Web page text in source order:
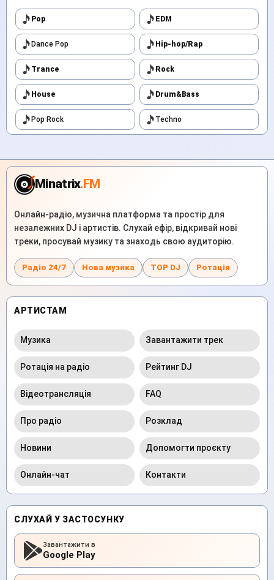
Pop EDM
Dance Pop Hip-hop/Rap
Trance Rock
House Drum&Bass
Pop Rock Techno
Minatrix.FM
Онлайн-радіо, музична платформа та простір для
незалежних DJ і артистів. Слухай ефір, відкривай нові
треки, просувай музику та знаходь свою аудиторію.
Радіо 24/7 Нова музика TOP DJ Ротація
АРТИСТАМ
Музика Завантажити трек
Ротація на радіо Рейтинг DJ
Відеотрансляція FAQ
Про радіо Розклад
Новини Допомогти проєкту
Онлайн-чат Контакти
СЛУХАЙ У ЗАСТОСУНКУ
Завантажити в
Google Play